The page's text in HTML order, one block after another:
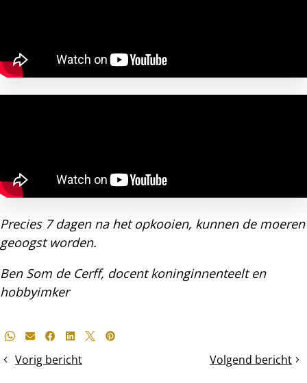
Precies 7 dagen na het opkooien, kunnen de moeren
geoogst worden.
Ben Som de Cerff, docent koninginnenteelt en
hobbyimker
Deel
bericht
Whatsapp
E-mailFacebook
LinkedIn
X Pinterest
Vorig bericht
De
Volgend bericht
Het